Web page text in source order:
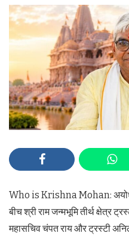
Who is Krishna Mohan: अयोध्या
बीच श्री राम जन्मभूमि तीर्थ क्षेत्र
महासचिव चंपत राय और ट्रस्टी